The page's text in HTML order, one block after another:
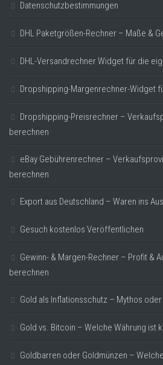
Datenschutzbestimmungen
DHL Paketgrößen-Rechner – Maße &
DHL-Versandrechner Widget für die
Dropshipping-Margenrechner-Widget
Dropshipping-Preisrechner –
berechnen
eBay Gebührenrechner –
berechnen
Export aus Deutschland – Waren ins
Gesuch kostenlos Veröffentlichen
Gewinn- & Margen-Rechner – Profit &
berechnen
Gold als Inflationsschutz – Mythos oder
Gold vs. Bitcoin – Welche Währung ist
Goldbarren oder Goldmünzen –